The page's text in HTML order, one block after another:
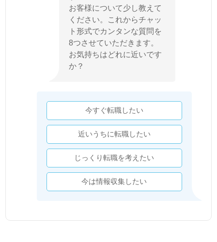
お客様について少し教えて
ください。これからチャッ
ト形式でカンタンな質問を
8つさせていただきます。
お気持ちはどれに近いです
か？
今すぐ転職したい
近いうちに転職したい
じっくり転職を考えたい
今は情報収集したい